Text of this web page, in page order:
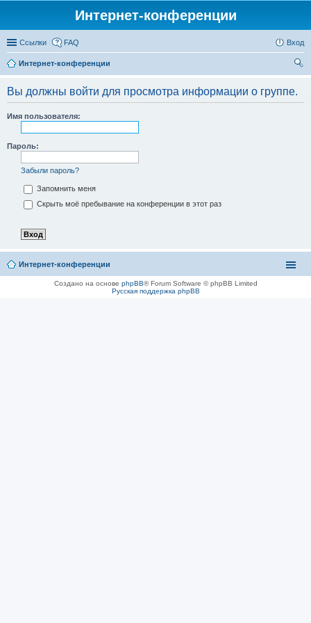
Интернет-конференции
Ссылки FAQ Вход
Интернет-конференции
ск
Вы должны войти для просмотра информации о группе.
Имя пользователя:
Пароль:
Забыли пароль?
Запомнить меня
Скрыть моё пребывание на конференции в этот раз
Интернет-конференции
Создано на основе phpBB® Forum Software © phpBB Limited
Русская поддержка phpBB